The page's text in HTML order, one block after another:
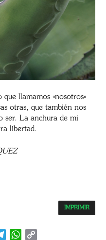
llamamos «nosotros»
otras, que también nos
ser. La anchura de mi
libertad.
IMPRIMIR
TelegramWhatsApp